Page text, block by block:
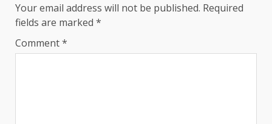
Your email address will not be published. Required
fields are marked *
Comment*